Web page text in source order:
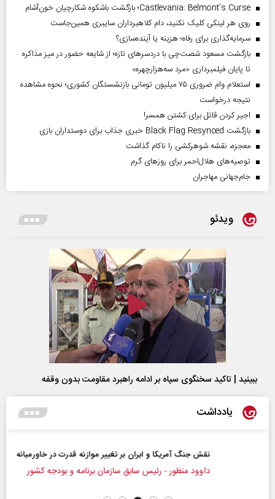
Castlevania: Belmont’s Curse؛ بازگشت باشکوه شکارچیان خون‌آشام
روی هر لینکی کلیک نکنید، دام کلاهبرداران سایبری همین‌جاست
سرمایه‌گذاری برای رفاه؛ هزینه یا آینده‌سازی؟
بازگشت مسعود شصت‌چی با دردسر‌های تازه؛ از شایعه حضور در میز مذاکره
تا پایان فیلمبرداری «مرد سه‌هزارچهره»
استعلام وام ضروری ۷۵ میلیون تومانی بازنشستگان کشوری؛ نحوه مشاهده
نتیجه درخواست
اجیر کردن قاتل برای کشتن همسر!
بازگشت Black Flag Resynced خبری جذاب برای دوستداران بازی
معجزه، نقشه شوهرکشی را ناکام گذاشت
توصیه‌های هلال‌احمر برای روز‌های گرم
جام‌جهانی مهاجران
ویدئو
ببینید | تاکید سخنگوی سپاه بر ادامه راهبرد مقاومت بدون وقفه
یادداشت
نقش جنگ آمریکا و ایران بر تغییر موازنه قدرت در خاورمیانه
داوود منظور - رئیس سابق سازمان برنامه و بودجه کشور